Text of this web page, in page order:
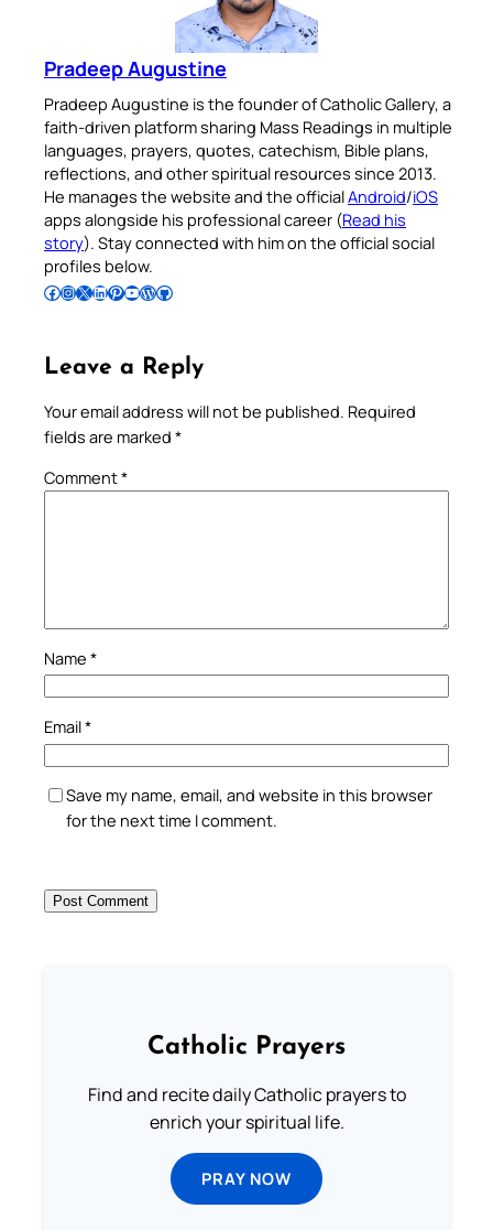
Pradeep Augustine
Pradeep Augustine is the founder of Catholic Gallery, a
faith-driven platform sharing Mass Readings in multiple
languages, prayers, quotes, catechism, Bible plans,
reflections, and other spiritual resources since 2013.
He manages the website and the officialAndroid/iOS
apps alongside his professional career (Read his
story). Stay connected with him on the official social
profiles below.
Follow Pradeep on Facebook Follow Pradeep on InstagramFollow Pradeep on X Follow Pradeep on LinkedIn Follow Pradeep on Pinterest Subscribe to Pradeep’s Youtube Channel Follow Pradeep on WordPress Follow Pradeep on GitHub
Leave a Reply
Your email address will not be published. Required
fields are marked *
Comment*
Name *
Email*
Save my name, email, and website in this browser
for the next time I comment.
Catholic Prayers
Find and recite daily Catholic prayers to
enrich your spiritual life.
PRAY NOW